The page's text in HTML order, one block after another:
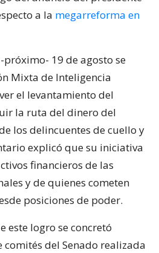
a la megarreforma en
próximo- 19 de agosto se
Mixta de Inteligencia
el levantamiento del
la ruta del dinero del
los delincuentes de cuello y
explicó que su iniciativa
financieros de las
y de quienes cometen
posiciones de poder.
este logro se concretó
del Senado realizada